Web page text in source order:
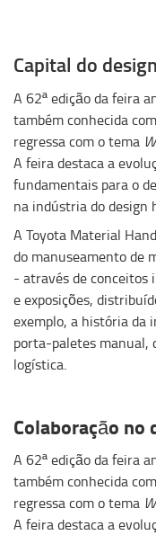
Capital do design
A 62ª edição da feira
também conhecida
regressa com o tema
A feira destaca a
fundamentais para o
na indústria do design
A Toyota Material
do manuseamento de
- através de conceitos
e exposições,
exemplo, a história da
porta-paletes manual,
logística.
Colaboração no
A 62ª edição da feira
também conhecida
regressa com o tema
A feira destaca a